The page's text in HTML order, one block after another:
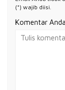
(*) wajib diisi.
Komentar